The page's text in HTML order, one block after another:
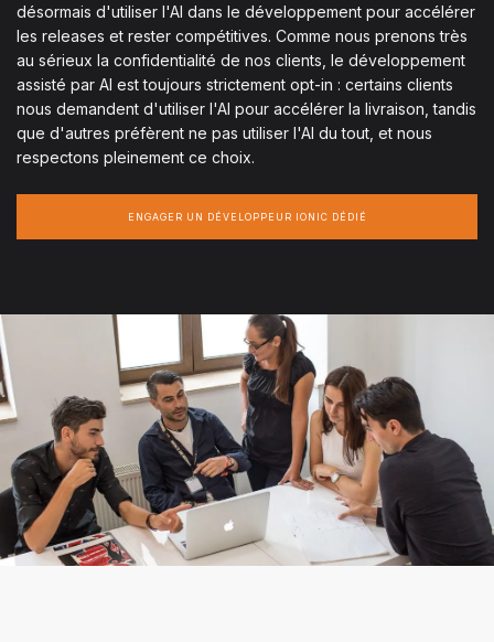
désormais d'utiliser l'AI dans le développement pour accélérer
les releases et rester compétitives. Comme nous prenons très
au sérieux la confidentialité de nos clients, le développement
assisté par AI est toujours strictement opt-in : certains clients
nous demandent d'utiliser l'AI pour accélérer la livraison, tandis
que d'autres préfèrent ne pas utiliser l'AI du tout, et nous
respectons pleinement ce choix.
ENGAGER UN DÉVELOPPEUR IONIC DÉDIÉ